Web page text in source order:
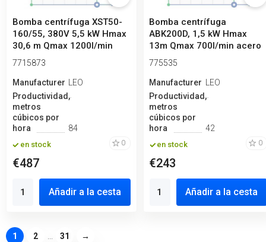
Bomba centrífuga XST50-
160/55, 380V 5,5 kW Hmax
30,6 m Qmax 1200l/min
Leo3.0
7715873
Manufacturero
LEO
Productividad,
metros
cúbicos por
hora
84
en stock 0
€487
Añadir a la cesta
Bomba centrífuga
ABK200D, 1,5 kW Hmax
13m Qmax 700l/min acero
inoxidable Leo3.0
775535
Manufacturero
LEO
Productividad,
metros
cúbicos por
hora
42
en stock 0
€243
Añadir a la cesta
1 2 ... 31 →